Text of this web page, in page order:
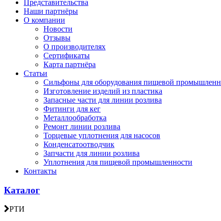
Представительства
Наши партнёры
О компании
Новости
Отзывы
О производителях
Сертификаты
Карта партнёра
Статьи
Сильфоны для оборудования пищевой
Изготовление изделий из пластика
Запасные части для линии розлива
Фитинги для кег
Металлообработка
Ремонт линии розлива
Торцевые уплотнения для насосов
Конденсатоотводчик
Запчасти для линии розлива
Уплотнения для пищевой промышленности
Контакты
Каталог
РТИ